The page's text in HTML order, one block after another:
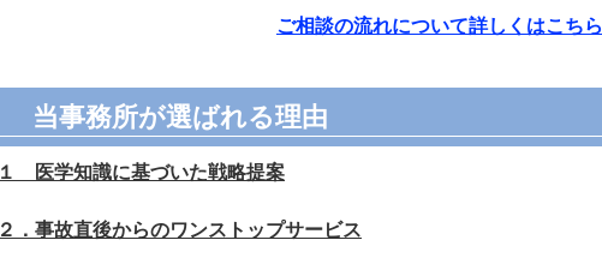
ご相談の流れについて詳しくはこちら
当事務所が選ばれる理由
１ 医学知識に基づいた戦略提案
２．事故直後からのワンストップサービス